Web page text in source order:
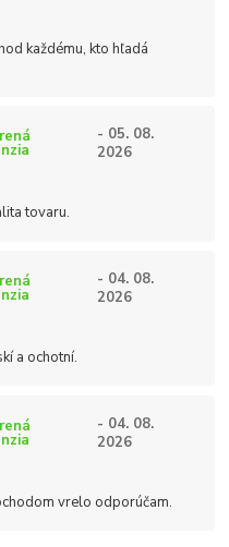
každému, kto hľadá
- 05. 08.
2026
tovaru.
- 04. 08.
2026
a ochotní.
- 04. 08.
2026
vrelo odporúčam.